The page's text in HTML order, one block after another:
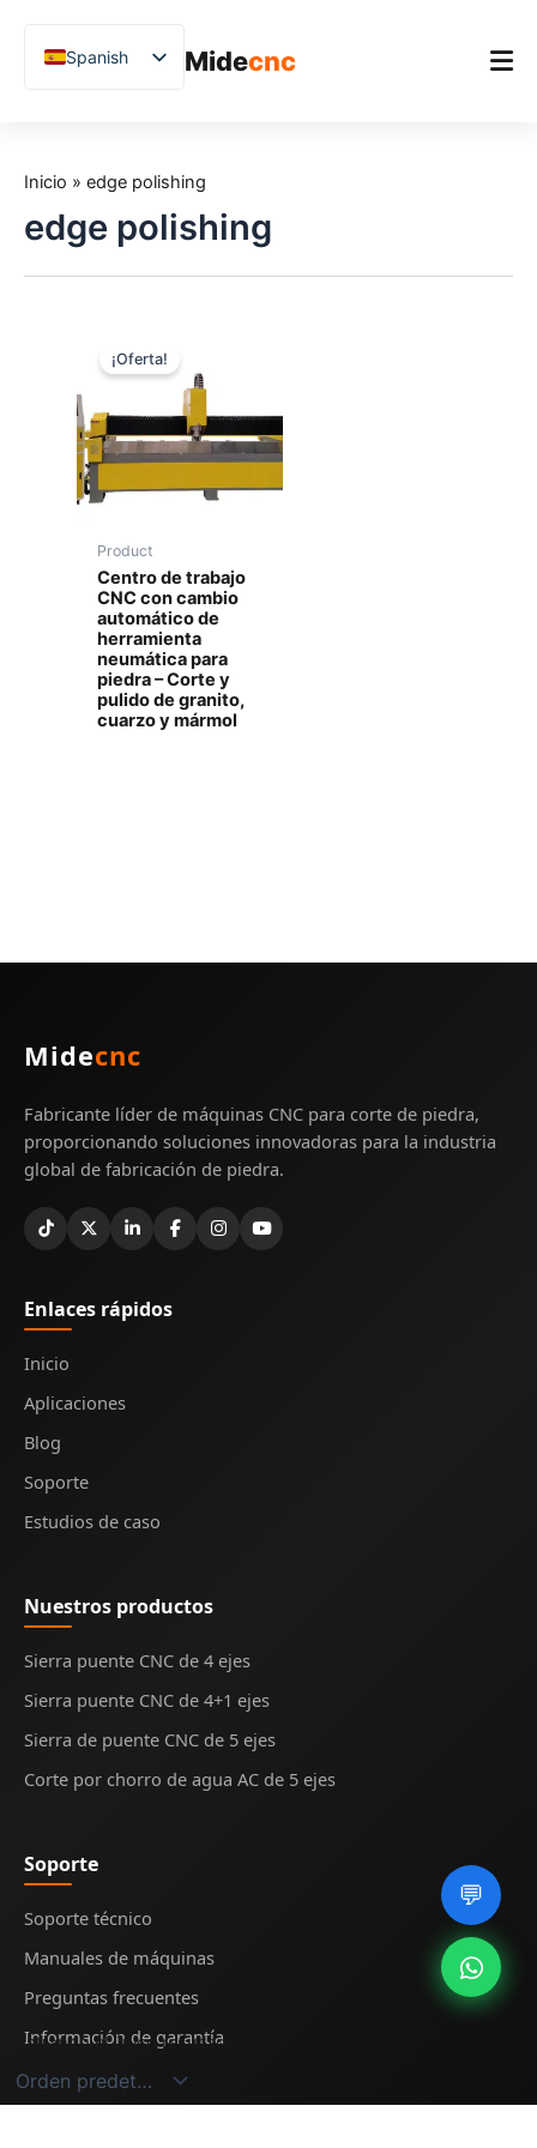
Midecnc
Producto
Aplicaciones
Soporte
Spanish
English
Vietnamese
French
Russian
Uzbek
Polish
Hindi
💬
Inicio » edge polishing
edge polishing
Mostrando el único resultado
¡Oferta!
Product
Centro de trabajo
CNC con cambio
automático de
herramienta
neumática para
piedra – Corte y
pulido de granito,
cuarzo y mármol
Midecnc
Fabricante líder de máquinas CNC para corte de piedra,
proporcionando soluciones innovadoras para la industria
global de fabricación de piedra.
Enlaces rápidos
Inicio
Aplicaciones
Blog
Soporte
Estudios de caso
Nuestros productos
Sierra puente CNC de 4 ejes
Sierra puente CNC de 4+1 ejes
Sierra de puente CNC de 5 ejes
Corte por chorro de agua AC de 5 ejes
Soporte
Soporte técnico
Manuales de máquinas
Preguntas frecuentes
Información de garantía